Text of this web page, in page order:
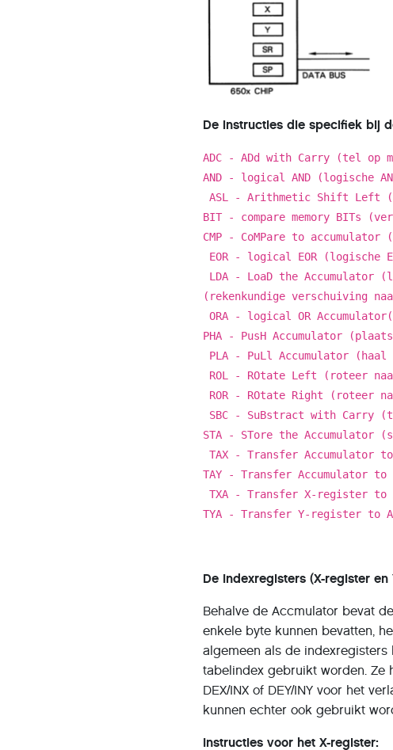
De instructies die specifiek bij
ADC - ADd with Carry (tel op
AND - logical AND (logische
ASL - Arithmetic Shift Left
BIT - compare memory BITs
CMP - CoMPare to
EOR - logical EOR (logische
LDA - LoaD the
(rekenkundige verschuiving
ORA - logical OR
PHA - PusH Accumulator
PLA - PuLl Accumulator
ROL - ROtate Left (roteer
ROR - ROtate Right (roteer
SBC - SuBstract with Carry
STA - STore the Accumulator
TAX - Transfer Accumulator
TAY - Transfer Accumulator
TXA - Transfer X-register to
TYA - Transfer Y-register to
De Indexregisters (X-register en
Behalve de Accmulator bevat
enkele byte kunnen bevatten,
algemeen als de
tabelindex gebruikt worden. Ze
DEX/INX of DEY/INY voor het
kunnen echter ook gebruikt
Instructies voor het X-register: